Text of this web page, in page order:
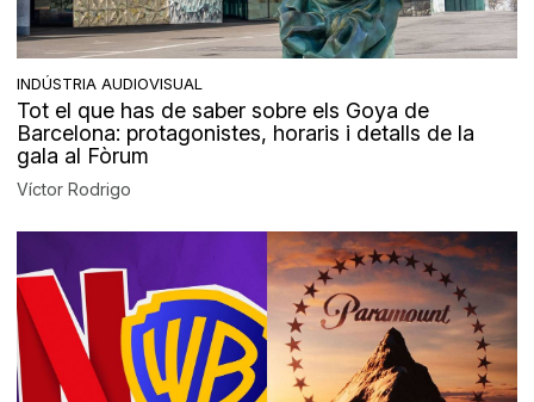
INDÚSTRIA AUDIOVISUAL
Tot el que has de saber sobre els Goya de
Barcelona: protagonistes, horaris i detalls de la
gala al Fòrum
Víctor Rodrigo